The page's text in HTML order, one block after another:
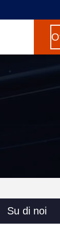
Su di noi